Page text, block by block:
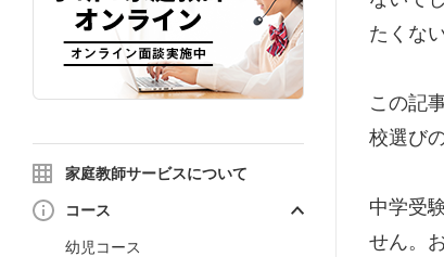
家庭教師サービスについて
コース
幼児コース
たくな
この記
校選び
中学受
せん。